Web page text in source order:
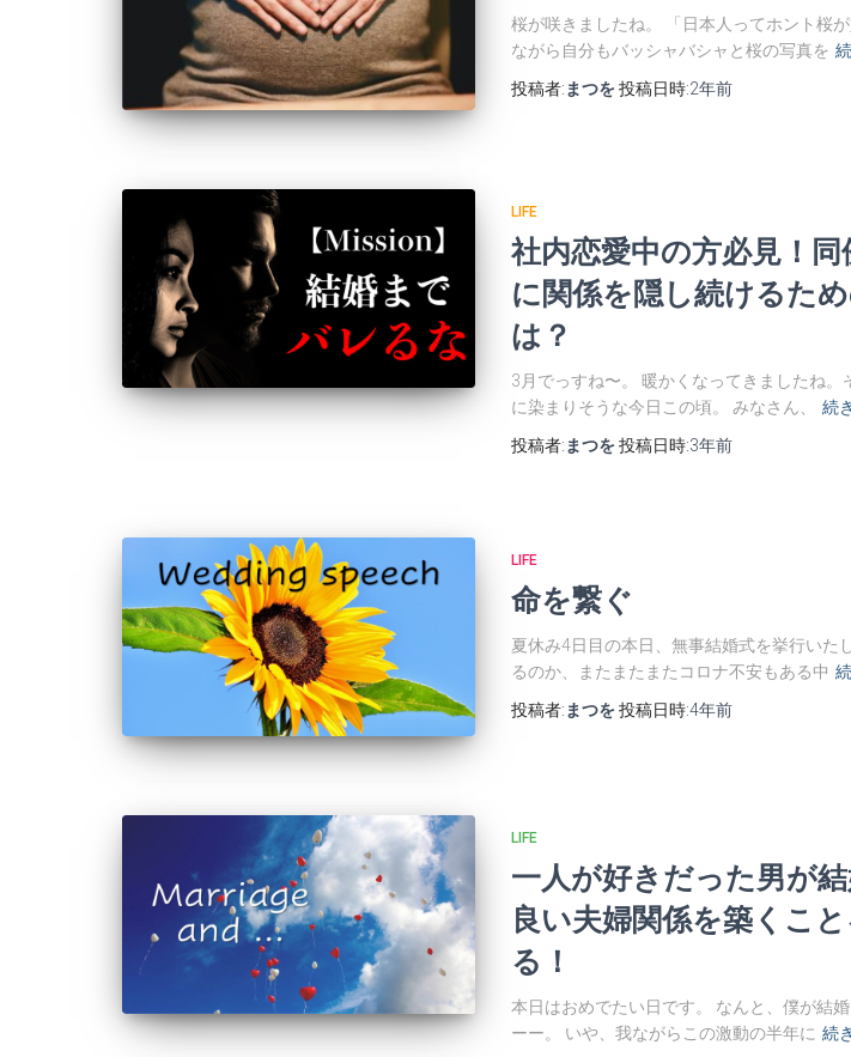
桜が咲きましたね。 「日本人ってホント桜
ながら自分もバッシャバシャと桜の写真を
投稿者:まつを投稿日時:2年前
LIFE
社内恋愛中の方必見！
に関係を隠し続けるた
は？
3月でっすね〜。 暖かくなってきましたね。
に染まりそうな今日この頃。 みなさん、
続
投稿者: まつを投稿日時:3年前
LIFE
命を繋ぐ
夏休み4日目の本日、無事結婚式を挙行いた
るのか、またまたまたコロナ不安もある中
投稿者: まつを投稿日時:4年前
LIFE
一人が好きだった男が
良い夫婦関係を築くこ
る！
本日はおめでたい日です。 なんと、僕が結
ーー。 いや、我ながらこの激動の半年に 続